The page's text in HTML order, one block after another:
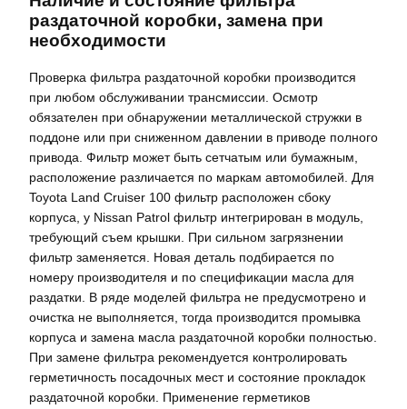
раздаточной коробки, замена при
необходимости
Проверка фильтра раздаточной коробки производится
при любом обслуживании трансмиссии. Осмотр
обязателен при обнаружении металлической стружки в
поддоне или при сниженном давлении в приводе полного
привода. Фильтр может быть сетчатым или бумажным,
расположение различается по маркам автомобилей. Для
Toyota Land Cruiser 100 фильтр расположен сбоку
корпуса, у Nissan Patrol фильтр интегрирован в модуль,
требующий съем крышки. При сильном загрязнении
фильтр заменяется. Новая деталь подбирается по
номеру производителя и по спецификации масла для
раздатки. В ряде моделей фильтра не предусмотрено и
очистка не выполняется, тогда производится промывка
корпуса и замена масла раздаточной коробки полностью.
При замене фильтра рекомендуется контролировать
герметичность посадочных мест и состояние прокладок
раздаточной коробки. Применение герметиков